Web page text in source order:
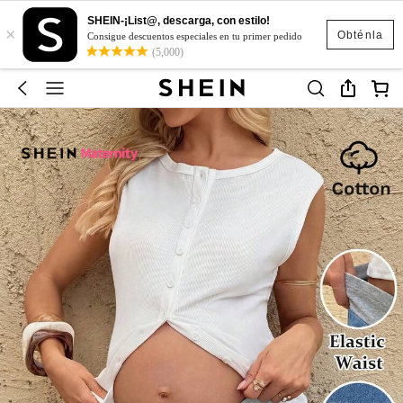
Obténla
×
SHEIN-¡List@, descarga, con estilo!
Consigue descuentos especiales en tu primer pedido
(5,000)